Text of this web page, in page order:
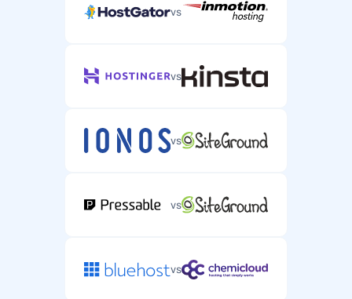
vs
vs
vs
vs
vs